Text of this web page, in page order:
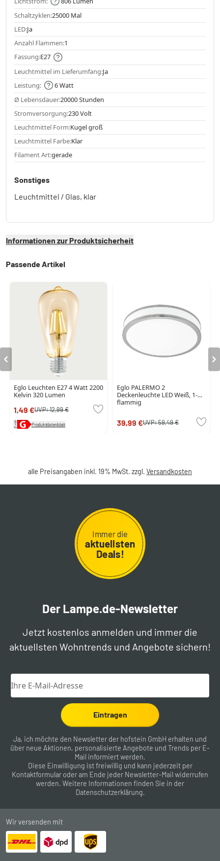
Schaltzyklen:25000 Mal
LED:Ja
Anzahl Flammen:1
Fassung:E27
Leuchtmittel im Lieferumfang:Ja
Leistung:
6 Watt
Ø Lebensdauer:20000 Stunden
Stromversorgung:230 Volt
Leuchtmittel Form:Kugel groß
Leuchtmittel Farbe:Klar
Filament Art:gerade
Sonstiges
Leuchtmittel / Glas, klar
Informationen zur Produktsicherheit
Passende Artikel
Eglo Leuchten E27 4 Watt 2200
Kelvin 320 Lumen
1,49 €UVP:12,99 €
Produktdatenblatt
Eglo PALERMO 2
Deckenleuchte LED Weiß, 1-
flammig
39,99 €UVP:59,49 €
alle Preisangaben inkl. 19% MwSt. zzgl. Versandkosten
Immer die
aktuellsten
Deals!
Der Lampe.de-Newsletter
Jetzt kostenlos anmelden und immer die
aktuellsten Wohntrends und Angebote sichern!
Eintragen
Ja, ich möchte den Newsletter der hofstein GmbH erhalten und
über neue Aktionen, personalisierte Angebote und Trends per E-
Mail informiert werden.
Diese Einwilligung ist freiwillig und kann jederzeit per
Kontaktformular oder am Ende jeder Newsletter-Mail widerrufen
werden. Weitere Informationen finden Sie in der
Datenschutzerklärung.
Wir versenden mit